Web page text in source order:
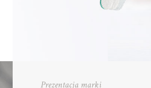
Prezentacja marki